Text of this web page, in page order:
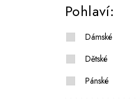
Pohlaví:
Dámské
Dětské
Pánské